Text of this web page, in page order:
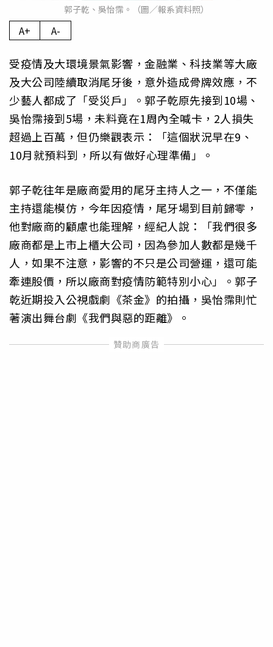
郭子乾、吳怡霈。（圖／報系資料照）
A+ A-
受疫情及大環境景氣影響，金融業、科技業等大廠
及大公司陸續取消尾牙後，意外造成骨牌效應，不
少藝人都成了「受災戶」。郭子乾原先接到10場、
吳怡霈接到5場，未料竟在1周內全喊卡，2人損失
超過上百萬，但仍樂觀表示：「這個狀況早在9、
10月就預料到，所以有做好心理準備」。
郭子乾往年是廠商愛用的尾牙主持人之一，不僅能
主持還能模仿，今年因疫情，尾牙場到目前歸零，
他對廠商的顧慮也能理解，經紀人說：「我們很多
廠商都是上市上櫃大公司，因為參加人數都是幾千
人，如果不注意，影響的不只是公司營運，還可能
牽連股價，所以廠商對疫情防範特別小心」。郭子
乾近期投入公視戲劇《茶金》的拍攝，吳怡霈則忙
著演出舞台劇《我們與惡的距離》。